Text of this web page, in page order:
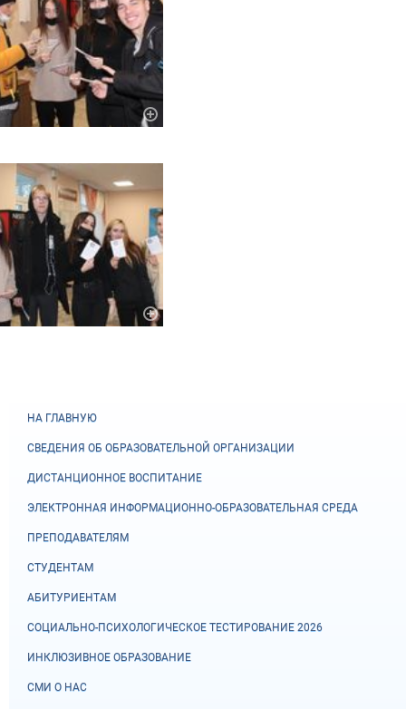
НА ГЛАВНУЮ
СВЕДЕНИЯ ОБ ОБРАЗОВАТЕЛЬНОЙ ОРГАНИЗАЦИИ
ДИСТАНЦИОННОЕ ВОСПИТАНИЕ
ЭЛЕКТРОННАЯ ИНФОРМАЦИОННО-ОБРАЗОВАТЕЛЬНАЯ СРЕДА
ПРЕПОДАВАТЕЛЯМ
СТУДЕНТАМ
АБИТУРИЕНТАМ
СОЦИАЛЬНО-ПСИХОЛОГИЧЕСКОЕ ТЕСТИРОВАНИЕ 2026
ИНКЛЮЗИВНОЕ ОБРАЗОВАНИЕ
СМИ О НАС